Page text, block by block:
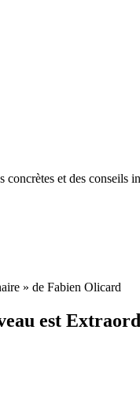
et des conseils
» de Fabien Olicard
est